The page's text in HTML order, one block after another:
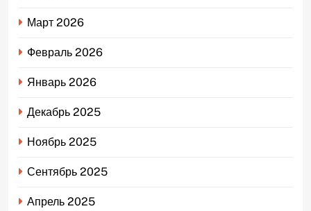
Март 2026
Февраль 2026
Январь 2026
Декабрь 2025
Ноябрь 2025
Сентябрь 2025
Апрель 2025